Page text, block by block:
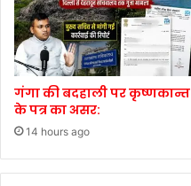
गंगा की बदहाली पर कृष्णकान्त
के पत्र का असर:
14 hours ago